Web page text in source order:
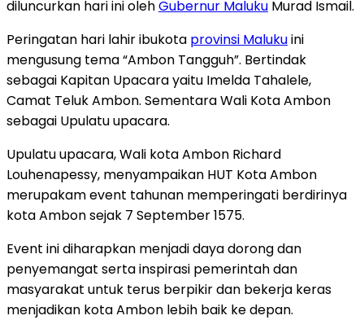
diluncurkan hari ini olehGubernur Maluku Murad Ismail.
Peringatan hari lahir ibukota provinsi Malukuini
mengusung tema “Ambon Tangguh”. Bertindak
sebagai Kapitan Upacara yaitu Imelda Tahalele,
Camat Teluk Ambon. Sementara Wali Kota Ambon
sebagai Upulatu upacara.
Upulatu upacara, Wali kota Ambon Richard
Louhenapessy, menyampaikan HUT Kota Ambon
merupakam event tahunan memperingati berdirinya
kota Ambon sejak 7 September 1575.
Event ini diharapkan menjadi daya dorong dan
penyemangat serta inspirasi pemerintah dan
masyarakat untuk terus berpikir dan bekerja keras
menjadikan kota Ambon lebih baik ke depan.